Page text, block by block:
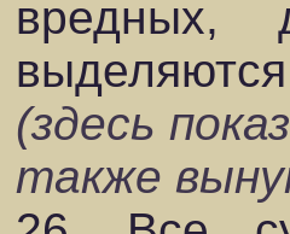
вредных,
(здесь
также